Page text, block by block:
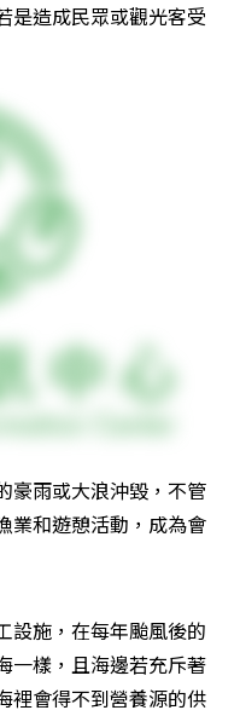
是造成民眾或觀光客受
豪雨或大浪沖毀，不管
業和遊憩活動，成為會
設施，在每年颱風後的
一樣，且海邊若充斥著
裡會得不到營養源的供